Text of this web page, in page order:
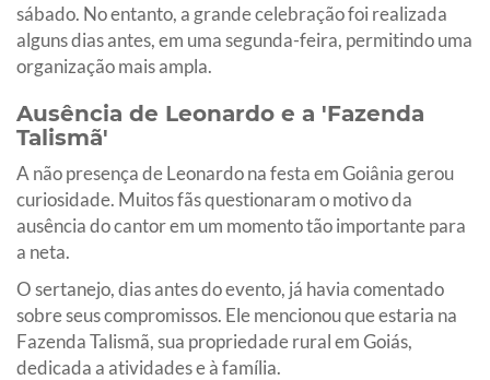
sábado. No entanto, a grande celebração foi realizada
alguns dias antes, em uma segunda-feira, permitindo uma
organização mais ampla.
Ausência de Leonardo e a 'Fazenda
Talismã'
A não presença de Leonardo na festa em Goiânia gerou
curiosidade. Muitos fãs questionaram o motivo da
ausência do cantor em um momento tão importante para
a neta.
O sertanejo, dias antes do evento, já havia comentado
sobre seus compromissos. Ele mencionou que estaria na
Fazenda Talismã, sua propriedade rural em Goiás,
dedicada a atividades e à família.